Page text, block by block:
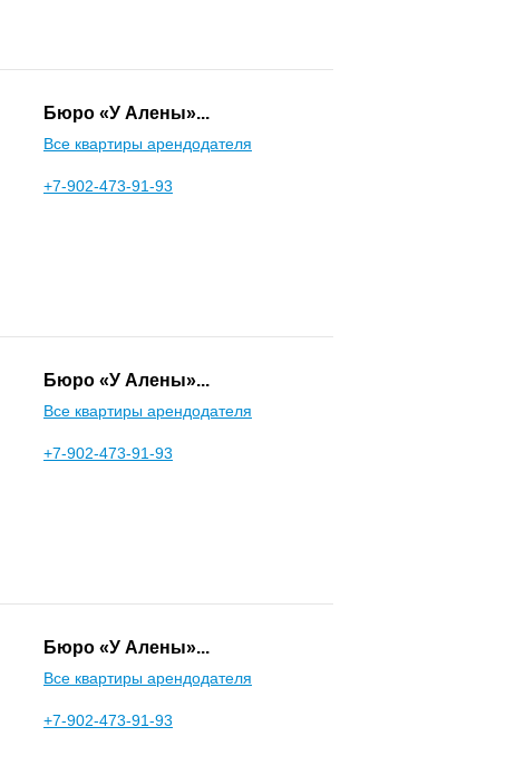
Бюро «У Алены»...
Все квартиры арендодателя
+7-902-473-91-93
Бюро «У Алены»...
Все квартиры арендодателя
+7-902-473-91-93
Бюро «У Алены»...
Все квартиры арендодателя
+7-902-473-91-93